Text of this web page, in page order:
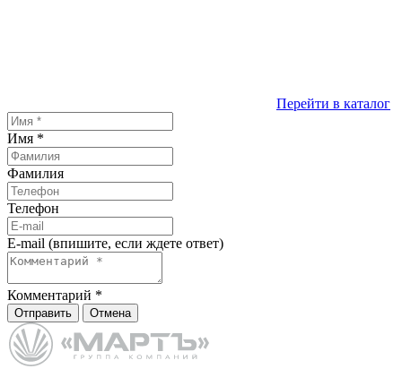
Перейти в каталог
Имя *
Фамилия
Телефон
E-mail (впишите, если ждете ответ)
Комментарий *
Отправить Отмена